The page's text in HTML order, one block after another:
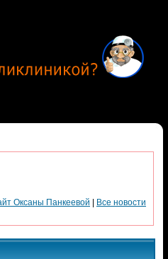
Оксаны Панкеевой Все новости